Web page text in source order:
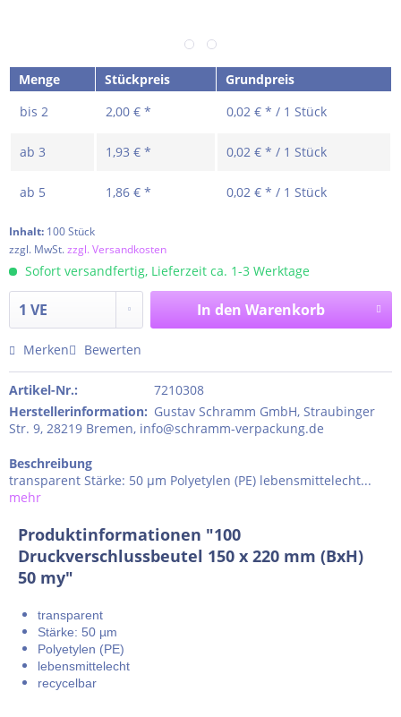
Menge Stückpreis
Grundpreis
bis 2 2,00 € * 0,02 € * / 1 Stück
ab 3 1,93 € * 0,02 € * / 1 Stück
ab 5 1,86 € * 0,02 € * / 1 Stück
Inhalt: 100 Stück
zzgl. MwSt.zzgl. Versandkosten
Sofort versandfertig, Lieferzeit ca. 1-3 Werktage
In den Warenkorb
Merken Bewerten
Artikel-Nr.:
7210308
Herstellerinformation: Gustav Schramm GmbH, Straubinger
Str. 9, 28219 Bremen, info@schramm-verpackung.de
Beschreibung
transparent Stärke: 50 µm Polyetylen (PE) lebensmittelecht...
mehr
Produktinformationen "100
Druckverschlussbeutel 150 x 220 mm (BxH)
50 my"
transparent
Stärke: 50 µm
Polyetylen (PE)
lebensmittelecht
recycelbar